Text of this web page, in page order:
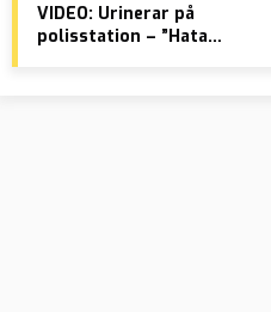
VIDEO: Urinerar på
polisstation – ”Hata